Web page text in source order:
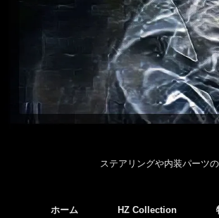
ステアリングや内装パーツ
ホーム HZ Collection